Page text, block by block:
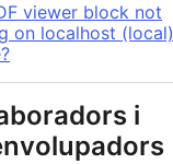
viewer block not
on localhost (local)
i